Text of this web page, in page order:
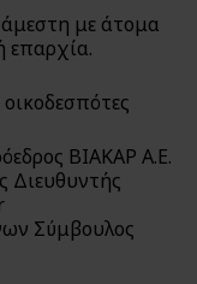
με άτομα
επαρχία.
ΒΙΑΚΑΡ Α.Ε.
Διευθυντής
Σύμβουλος